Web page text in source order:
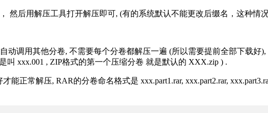
然后用解压工具打开解压即可, (有的系统默认不能更改后缀名，这种情
动调用其他分卷, 不需要每个分卷都解压一遍 (所以需要提前全部下载好
叫 xxx.001 , ZIP格式的第一个压缩分卷 就是默认的 XXX.zip ) .
正常解压, RAR的分卷命名格式是 xxx.part1.rar, xxx.part2.rar,